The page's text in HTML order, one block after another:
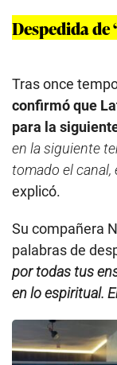
Despedida de
Tras once
confirmó que
para la
en la siguiente
tomado el canal,
explicó.
Su compañera
palabras de
por todas tus
en lo espiritual.